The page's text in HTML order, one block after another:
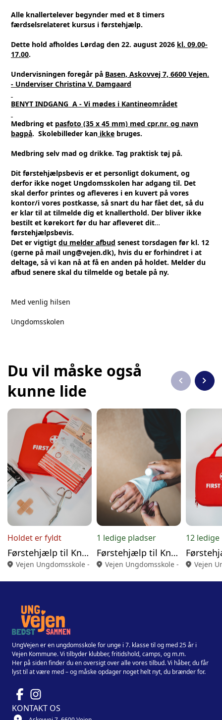
Alle knallertelever begynder med et 8 timers
færdselsrelateret kursus i førstehjælp.
Dette hold afholdes Lørdag den 22. august 2026 kl. 09.00-
17.00.
Undervisningen foregår på Basen, Askovvej 7, 6600 Vejen.
- Underviser Christina V. Damgaard
BENYT INDGANG A - Vi mødes i Kantineområdet
Medbring et pasfoto (35 x 45 mm) med cpr.nr. og navn
bagpå. Skolebilleder kan ikke bruges.
Medbring selv mad og drikke. Tag praktisk tøj på.
Dit førstehjælpsbevis er et personligt dokument, og
derfor ikke noget Ungdomsskolen har adgang til. Det
skal derfor printes og afleveres i en kuvert på vores
kontor/i vores postkasse, så snart du har fået det, så du
er klar til at tilmelde dig et knallerthold. Der bliver ikke
bestilt et kørekort før du har afleveret dit
førstehjælpsbevis.
Det er vigtigt du melder afbud senest torsdagen før kl. 12
(gerne på mail ung@vejen.dk), hvis du er forhindret i at
deltage, så vi kan nå at få en anden på holdet. Melder du
afbud senere skal du tilmelde og betale på ny.
Med venlig hilsen
Ungdomsskolen
Du vil måske også
kunne lide
chevron_left chevron_right
Holdet er fyldt
Førstehjælp til Knallertkørekort 22.8.26
location_on Vejen Ungdomsskole - Askovvej 7, 6600 Vejen
1 ledige pladser
Førstehjælp til Knallertkørekort 23.8.26
location_on Vejen Ungdomsskole - Askovvej 7,
12
location_on Vejen
UngVejen er en ungdomsskole for unge i 7. klasse til og med 25 år i
Vejen Kommune. Vi tilbyder klubber, fritidshold, camps, og m.m.
Her på siden finder du en oversigt over alle vores tilbud. Vi håber, du får
lyst til at være med – og måske opdager noget helt nyt, du brænder for.
KONTAKT OS